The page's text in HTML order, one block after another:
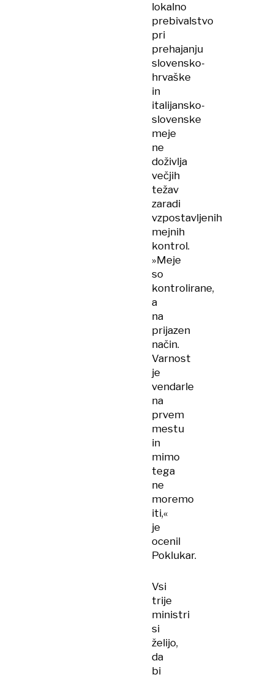
lokalno
prebivalstvo
pri
prehajanju
slovensko-
hrvaške
in
italijansko-
slovenske
meje
ne
doživlja
večjih
težav
zaradi
vzpostavljenih
mejnih
kontrol.
»Meje
so
kontrolirane,
a
na
prijazen
način.
Varnost
je
vendarle
na
prvem
mestu
in
mimo
tega
ne
moremo
iti,«
je
ocenil
Poklukar.
Vsi
trije
ministri
si
želijo,
da
bi